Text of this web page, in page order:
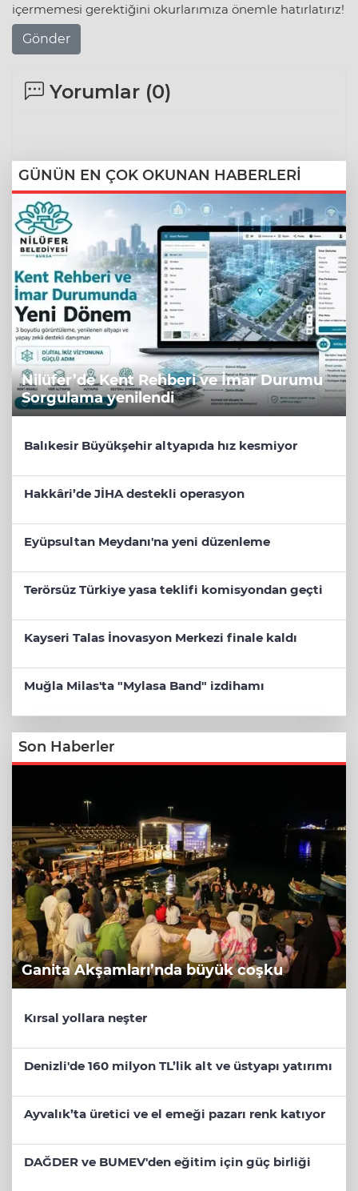
içermemesi gerektiğini okurlarımıza önemle hatırlatırız!
Gönder
Yorumlar (0)
GÜNÜN EN ÇOK OKUNAN HABERLERİ
Nilüfer’de Kent Rehberi ve İmar Durumu
Sorgulama yenilendi
Balıkesir Büyükşehir altyapıda hız kesmiyor
Hakkâri’de JİHA destekli operasyon
Eyüpsultan Meydanı'na yeni düzenleme
Terörsüz Türkiye yasa teklifi komisyondan geçti
Kayseri Talas İnovasyon Merkezi finale kaldı
Muğla Milas'ta "Mylasa Band" izdihamı
Son Haberler
Ganita Akşamları’nda büyük coşku
Kırsal yollara neşter
Denizli'de 160 milyon TL’lik alt ve üstyapı yatırımı
Ayvalık’ta üretici ve el emeği pazarı renk katıyor
DAĞDER ve BUMEV'den eğitim için güç birliği